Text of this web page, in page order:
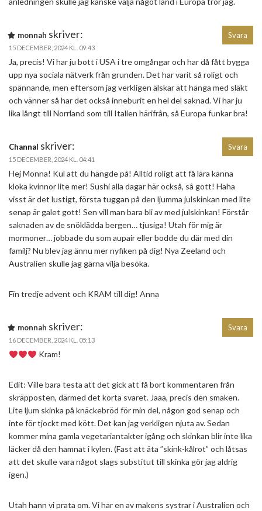
monnah skriver:
15 DECEMBER, 2024 KL. 09:43
Ja, precis! Vi har ju bott i USA i tre omgångar och har då fått bygga
upp nya sociala nätverk från grunden. Det har varit så roligt och
spännande, men eftersom jag verkligen älskar att hänga med släkt
och vänner så har det också inneburit en hel del saknad. Vi har ju
lika långt till Norrland som till Italien härifrån, så Europa funkar bra!
Svara
Channal skriver:
15 DECEMBER, 2024 KL. 04:41
Hej Monna! Kul att du hängde på! Alltid roligt att få lära känna
kloka kvinnor lite mer! Sushi alla dagar här också, så gott! Haha
visst är det lustigt, första tuggan på den ljumma julskinkan med lite
senap är galet gott! Sen vill man bara bli av med julskinkan! Förstår
saknaden av de snöklädda bergen… tjusiga! Utah för mig är
mormoner… jobbade du som aupair eller bodde du där med din
familj? Nu blev jag ännu mer nyfiken på dig! Nya Zeeland och
Australien skulle jag gärna vilja besöka.
Fin tredje advent och KRAM till dig! Anna
Svara
monnah skriver:
16 DECEMBER, 2024 KL. 05:13
Kram!
Edit: Ville bara testa att det gick att få bort kommentaren från
skräpposten, därmed det korta svaret. Jaaa, precis den smaken.
Lite ljum skinka på knäckebröd för min del, någon god senap och
inte för tjockt med kött. Det kan jag verkligen njuta av. Sedan
kommer mina gamla vegetariantakter igång och skinkan blir inte lika
läcker då den hamnat i kylen. (Fast att äta ”skink-kålrot” och låtsas
att det skulle vara något slags substitut till skinka gör jag aldrig
igen.)
Utah hann vi prata om. Vi har en av makens systrar i Australien och
Svara